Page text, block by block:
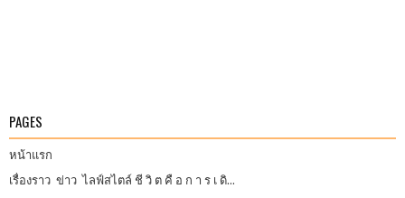
PAGES
หน้าแรก
เรื่องราว ข่าว ไลฟ์สไตล์ ชี วิ ต คื อ ก า ร เ ดิ...